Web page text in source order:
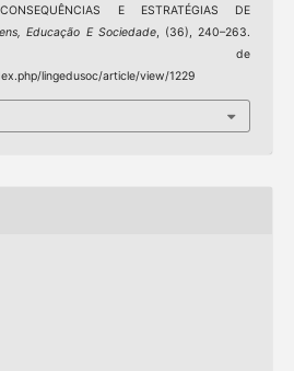
E ESTRATÉGIAS DE
Educação E Sociedade, (36), 240–263.
de
lingedusoc/article/view/1229